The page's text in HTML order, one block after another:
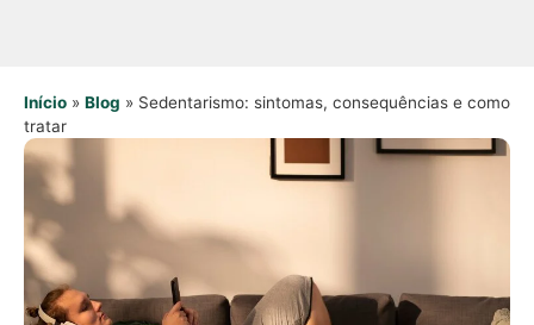
Início » Blog » Sedentarismo: sintomas, consequências e como
tratar